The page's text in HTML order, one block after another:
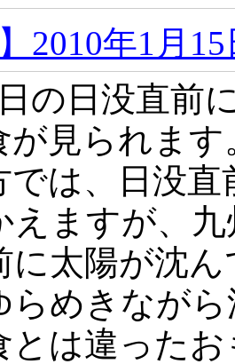
】2010年1月
の日没直前
が見られま
では、日没直
えますが、
に太陽が沈
らめきなが
とは違った